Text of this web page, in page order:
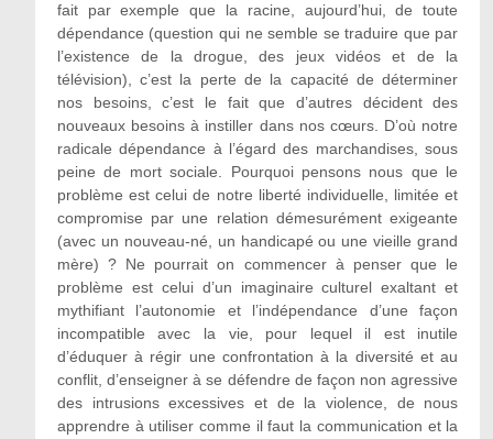
fait par exemple que la racine, aujourd’hui, de toute
dépendance (question qui ne semble se traduire que par
l’existence de la drogue, des jeux vidéos et de la
télévision), c’est la perte de la capacité de déterminer
nos besoins, c’est le fait que d’autres décident des
nouveaux besoins à instiller dans nos cœurs. D’où notre
radicale dépendance à l’égard des marchandises, sous
peine de mort sociale. Pourquoi pensons nous que le
problème est celui de notre liberté individuelle, limitée et
compromise par une relation démesurément exigeante
(avec un nouveau-né, un handicapé ou une vieille grand
mère) ? Ne pourrait on commencer à penser que le
problème est celui d’un imaginaire culturel exaltant et
mythifiant l’autonomie et l’indépendance d’une façon
incompatible avec la vie, pour lequel il est inutile
d’éduquer à régir une confrontation à la diversité et au
conflit, d’enseigner à se défendre de façon non agressive
des intrusions excessives et de la violence, de nous
apprendre à utiliser comme il faut la communication et la